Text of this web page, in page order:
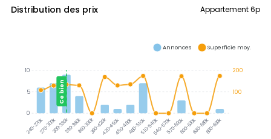
Distribution des prix Appartement 6p
240-270k270-300k300-330k330-360k360-390k390-420k420-450k450-480k480-510k510-540k540-570k570-600k600-630k630-660k660-690k
Ce bien
200
100
10
5
0
Annonces Superficie moy.